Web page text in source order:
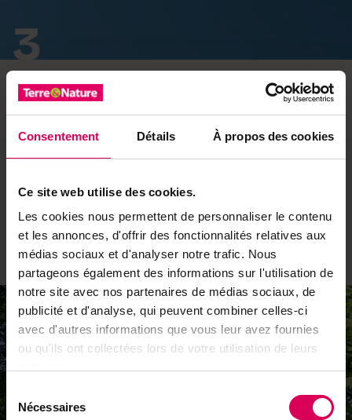
Consentement Détails À propos des cookies
Ce site web utilise des cookies.
Les cookies nous permettent de personnaliser le contenu
et les annonces, d'offrir des fonctionnalités relatives aux
médias sociaux et d'analyser notre trafic. Nous
partageons également des informations sur l'utilisation de
notre site avec nos partenaires de médias sociaux, de
publicité et d'analyse, qui peuvent combiner celles-ci
avec d'autres informations que vous leur avez fournies
ou qu'ils ont collectées lors de votre utilisation de leurs
Nécessaires
3
Le retour des milans
On les aperçoit et on les entend tout au long de la
balade. De retour de leurs quartiers d’hiver africains, les
nidification. Mâles et femelles se donnent le relais, que
tournoyer dans le ciel et parfois fondre sur des proies
invisibles. Opportunistes, les rapaces se plaisent dans
ces zones à cheval entre ville et campagne.